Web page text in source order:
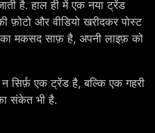
है. हाल ही में एक नया ट्रेंड
और वीडियो खरीदकर पोस्ट
मकसद साफ़ है, अपनी लाइफ़ को
सिर्फ़ एक ट्रेंड है, बल्कि एक गहरी
संकेत भी है.